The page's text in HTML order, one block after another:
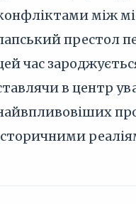
між
престол
час
в центр